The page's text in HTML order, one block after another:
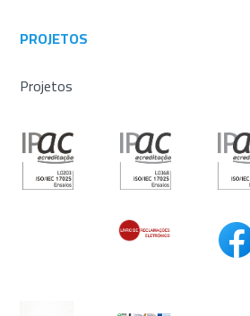
PROJETOS
Projetos